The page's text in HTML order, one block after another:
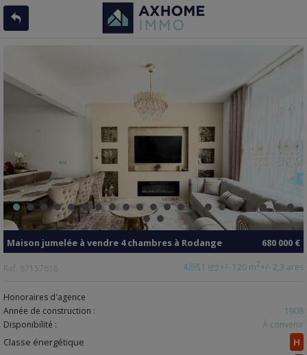
680 000 €
Maison jumelée à vendre 4 chambres à Rodange
Ref. 87157616 4 1 +/- 120 m2+/- 2,3 ares
Honoraires d'agence
Année de construction :
1908
Disponibilité :
À convenir
Classe énergétique
H